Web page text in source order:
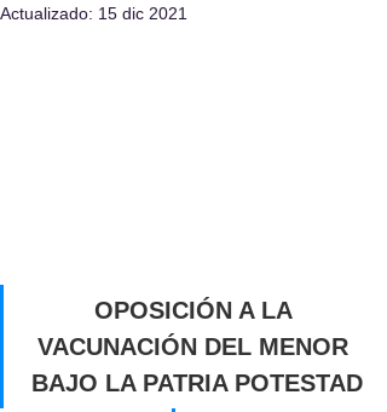
Actualizado: 15 dic 2021
OPOSICIÓN A LA
VACUNACIÓN DEL MENOR
BAJO LA PATRIA POTESTAD